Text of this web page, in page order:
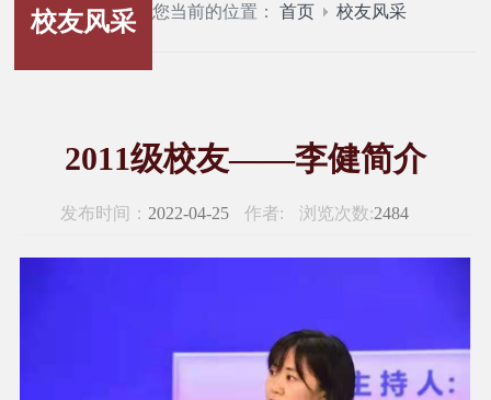
校友风采 您当前的位置：首页 校友风采
2011级校友——李健简介
发布时间： 2022-04-25 作者: 浏览次数:2484